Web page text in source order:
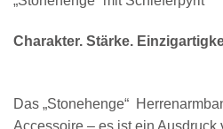
Charakter. Stärke.
Das „Stonehenge“
Accessoire – es ist ein Ausdruck